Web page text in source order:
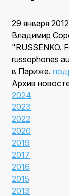
29 января
Владимир
"RUSSENKO.
russophones
в Париже.
Архив
2024
2023
2022
2020
2019
2017
2016
2015
2013